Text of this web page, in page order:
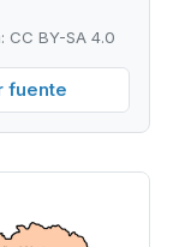
CC BY-SA 4.0
fuente